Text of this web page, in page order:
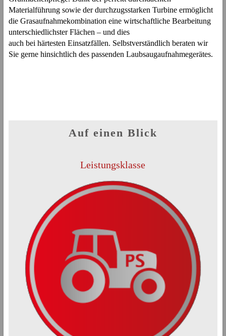
Materialführung sowie der durchzugsstarken Turbine ermöglicht
die Grasaufnahmekombination eine wirtschaftliche Bearbeitung
unterschiedlichster Flächen – und dies
auch bei härtesten Einsatzfällen. Selbstverständlich beraten wir
Sie gerne hinsichtlich des passenden Laubsaugaufnahmegerätes.
Auf einen Blick
Leistungsklasse